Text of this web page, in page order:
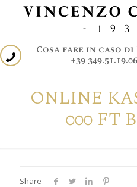
Cosa fare in caso di
+39
ONLINE
000 FT
Share